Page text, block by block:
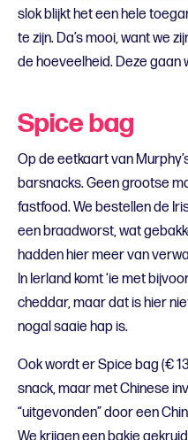
slok blijkt het een hele
te zijn. Da’s mooi, want we
de hoeveelheid. Deze gaan
Spice bag
Op de eetkaart van
barsnacks. Geen grootse
fastfood. We bestellen de
een braadworst, wat
hadden hier meer van
In Ierland komt ‘ie met
cheddar, maar dat is hier
nogal saaie hap is.
Ook wordt er Spice bag (€
snack, maar met Chinese
“uitgevonden” door een